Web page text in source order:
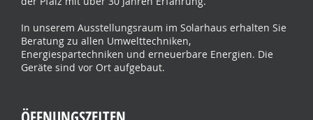
In unserem Ausstellungsraum im Solarhaus erhalten Sie
Beratung zu allen Umwelttechniken,
Energiespartechniken und erneuerbare Energien. Die
Geräte sind vor Ort aufgebaut.